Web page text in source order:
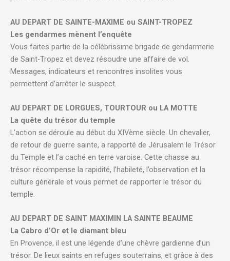
AU DEPART DE SAINTE-MAXIME ou SAINT-TROPEZ
Les gendarmes mènent l’enquête
Vous faites partie de la célébrissime brigade de gendarmerie
de Saint-Tropez et devez résoudre une affaire de vol.
Messages, indicateurs et rencontres insolites vous
permettent d’arrêter le suspect.
AU DEPART DE LORGUES, TOURTOUR ou LA MOTTE
La quête du trésor du temple
L’action se déroule au début du XIVème siècle. Un chevalier,
de retour de guerre sainte, a rapporté de Jérusalem le Trésor
du Temple et l’a caché en terre varoise. Cette chasse au
trésor récompense la rapidité, l’habileté, l’observation et la
culture générale et vous permet de rapporter le trésor du
temple.
AU DEPART DE SAINT MAXIMIN LA SAINTE BEAUME
La Cabro d’Or et le diamant bleu
En Provence, il est une légende d’une chèvre gardienne d’un
trésor. De lieux saints en refuges souterrains, et grâce à des